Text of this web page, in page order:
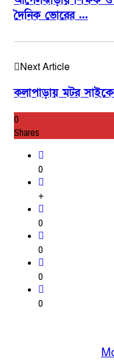
দৈনিক ভোরের ...
Next Article
কলাপাড়ায় মটর
0
Shares
0
+
0
0
0
0